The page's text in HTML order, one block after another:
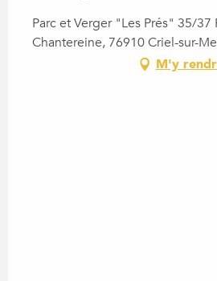
Parc et Verger "Les Prés" 35/37
Chantereine, 76910 Criel-sur-
M'y